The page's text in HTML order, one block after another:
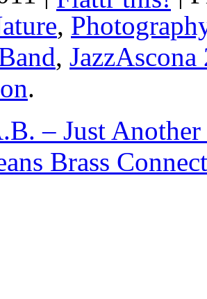
,
,
.
– Just
Brass